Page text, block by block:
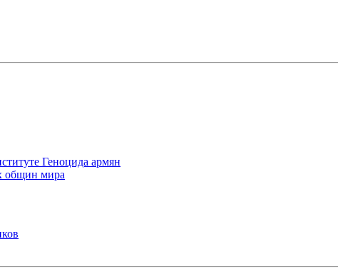
Геноцида армян
общин мира